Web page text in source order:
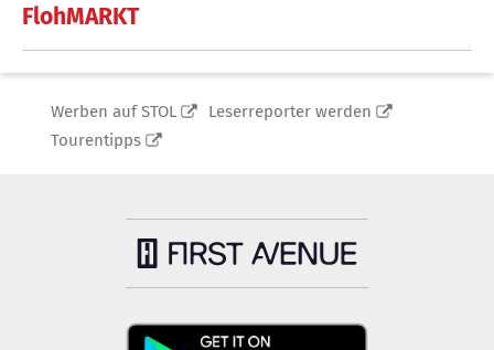
FlohMARKT
Werben auf STOL
Leserreporter werden
Tourentipps